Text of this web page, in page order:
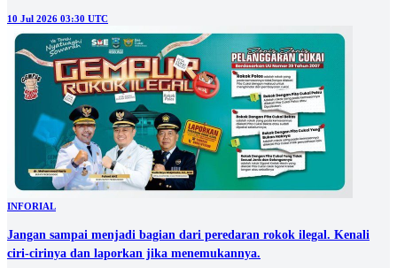
10 Jul 2026 03:30 UTC
INFORIAL
Jangan sampai menjadi bagian dari peredaran rokok ilegal. Kenali
ciri-cirinya dan laporkan jika menemukannya.